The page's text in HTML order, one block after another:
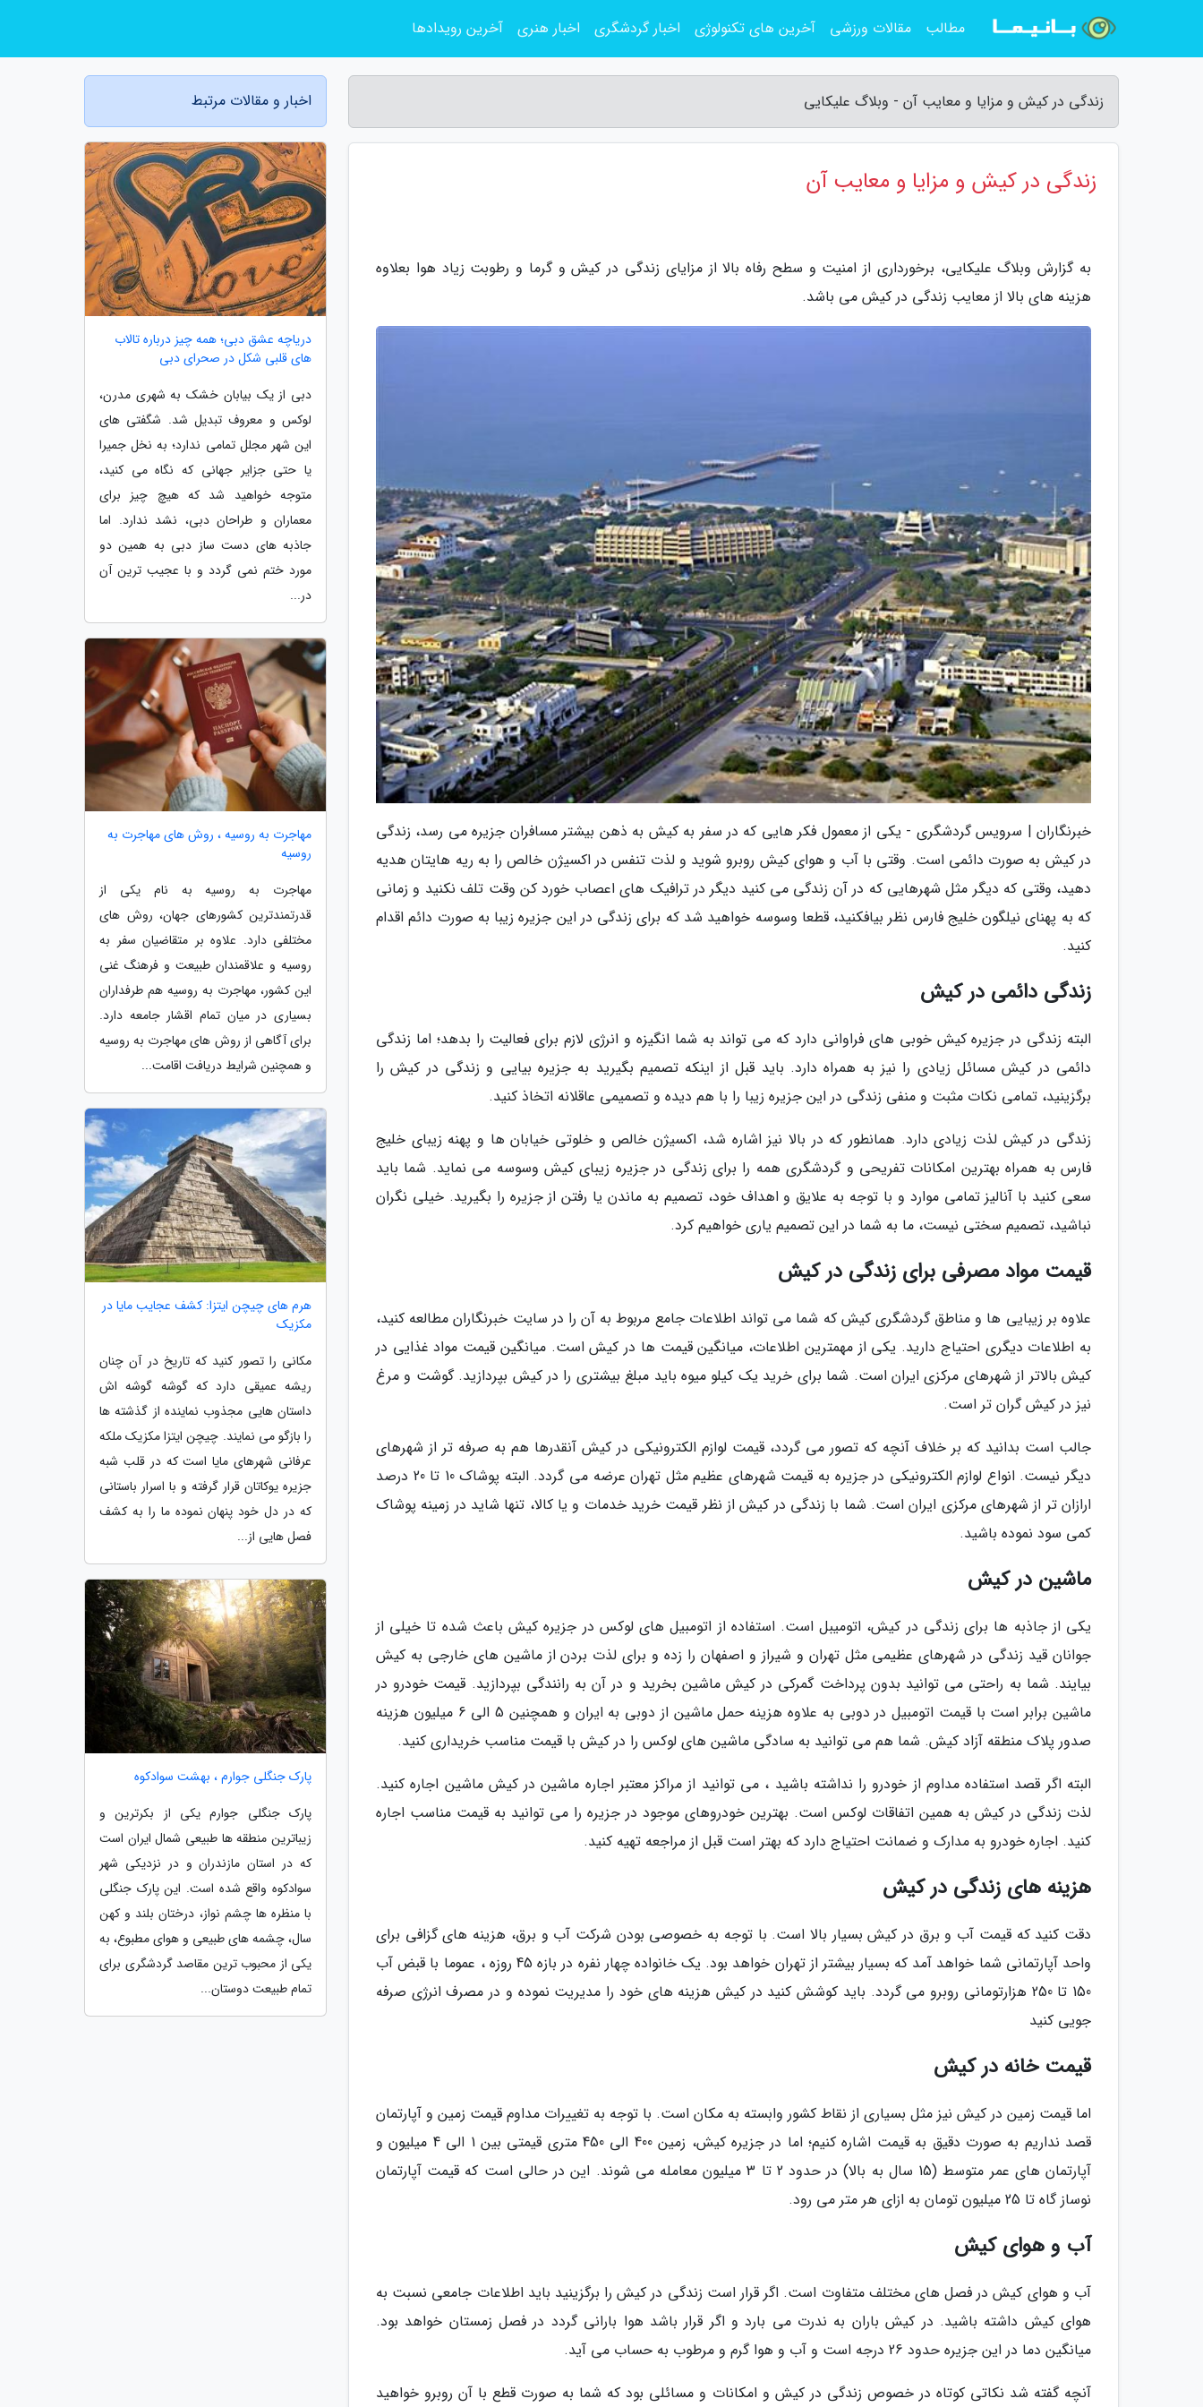
زندگی در کیش و مزایا و معایب آن - وبلاگ علیکایی
زندگی در کیش و مزایا و معایب آن
به گزارش وبلاگ علیکایی، برخورداری از امنیت و سطح رفاه بالا از مزایای زندگی در کیش و گرما و رطوبت زیاد هوا بعلاوه
هزینه های بالا از معایب زندگی در کیش می باشد.
خبرنگاران | سرویس گردشگری - یکی از معمول فکر هایی که در سفر به کیش به ذهن بیشتر مسافران جزیره می رسد، زندگی
در کیش به صورت دائمی است. وقتی با آب و هوای کیش روبرو شوید و لذت تنفس در اکسیژن خالص را به ریه هایتان هدیه
دهید، وقتی که دیگر مثل شهرهایی که در آن زندگی می کنید دیگر در ترافیک های اعصاب خورد کن وقت تلف نکنید و زمانی
که به پهنای نیلگون خلیج فارس نظر بیافکنید، قطعا وسوسه خواهید شد که برای زندگی در این جزیره زیبا به صورت دائم اقدام
کنید.
زندگی دائمی در کیش
البته زندگی در جزیره کیش خوبی های فراوانی دارد که می تواند به شما انگیزه و انرژی لازم برای فعالیت را بدهد؛ اما زندگی
دائمی در کیش مسائل زیادی را نیز به همراه دارد. باید قبل از اینکه تصمیم بگیرید به جزیره بیایی و زندگی در کیش را
برگزینید، تمامی نکات مثبت و منفی زندگی در این جزیره زیبا را با هم دیده و تصمیمی عاقلانه اتخاذ کنید.
زندگی در کیش لذت زیادی دارد. همانطور که در بالا نیز اشاره شد، اکسیژن خالص و خلوتی خیابان ها و پهنه زیبای خلیج
فارس به همراه بهترین امکانات تفریحی و گردشگری همه را برای زندگی در جزیره زیبای کیش وسوسه می نماید. شما باید
سعی کنید با آنالیز تمامی موارد و با توجه به علایق و اهداف خود، تصمیم به ماندن یا رفتن از جزیره را بگیرید. خیلی نگران
نباشید، تصمیم سختی نیست، ما به شما در این تصمیم یاری خواهیم کرد.
قیمت مواد مصرفی برای زندگی در کیش
علاوه بر زیبایی ها و مناطق گردشگری کیش که شما می تواند اطلاعات جامع مربوط به آن را در سایت خبرنگاران مطالعه کنید،
به اطلاعات دیگری احتیاج دارید. یکی از مهمترین اطلاعات، میانگین قیمت ها در کیش است. میانگین قیمت مواد غذایی در
کیش بالاتر از شهرهای مرکزی ایران است. شما برای خرید یک کیلو میوه باید مبلغ بیشتری را در کیش بپردازید. گوشت و مرغ
نیز در کیش گران تر است.
جالب است بدانید که بر خلاف آنچه که تصور می گردد، قیمت لوازم الکترونیکی در کیش آنقدرها هم به صرفه تر از شهرهای
دیگر نیست. انواع لوازم الکترونیکی در جزیره به قیمت شهرهای عظیم مثل تهران عرضه می گردد. البته پوشاک 10 تا 20 درصد
ارازان تر از شهرهای مرکزی ایران است. شما با زندگی در کیش از نظر قیمت خرید خدمات و یا کالا، تنها شاید در زمینه پوشاک
کمی سود نموده باشید.
ماشین در کیش
یکی از جاذبه ها برای زندگی در کیش، اتومیبل است. استفاده از اتومبیل های لوکس در جزیره کیش باعث شده تا خیلی از
جوانان قید زندگی در شهرهای عظیمی مثل تهران و شیراز و اصفهان را زده و برای لذت بردن از ماشین های خارجی به کیش
بیایند. شما به راحتی می توانید بدون پرداخت گمرکی در کیش ماشین بخرید و در آن به رانندگی بپردازید. قیمت خودرو در
ماشین برابر است با قیمت اتومبیل در دوبی به علاوه هزینه حمل ماشین از دوبی به ایران و همچنین 5 الی 6 میلیون هزینه
صدور پلاک منطقه آزاد کیش. شما هم می توانید به سادگی ماشین های لوکس را در کیش با قیمت مناسب خریداری کنید.
البته اگر قصد استفاده مداوم از خودرو را نداشته باشید ، می توانید از مراکز معتبر اجاره ماشین در کیش ماشین اجاره کنید.
لذت زندگی در کیش به همین اتفاقات لوکس است. بهترین خودروهای موجود در جزیره را می توانید به قیمت مناسب اجاره
کنید. اجاره خودرو به مدارک و ضمانت احتیاج دارد که بهتر است قبل از مراجعه تهیه کنید.
هزینه های زندگی در کیش
دقت کنید که قیمت آب و برق در کیش بسیار بالا است. با توجه به خصوصی بودن شرکت آب و برق، هزینه های گزافی برای
واحد آپارتمانی شما خواهد آمد که بسیار بیشتر از تهران خواهد بود. یک خانواده چهار نفره در بازه 45 روزه ، عموما با قبض آب
150 تا 250 هزارتومانی روبرو می گردد. باید کوشش کنید در کیش هزینه های خود را مدیریت نموده و در مصرف انرژی صرفه
جویی کنید
قیمت خانه در کیش
اما قیمت زمین در کیش نیز مثل بسیاری از نقاط کشور وابسته به مکان است. با توجه به تغییرات مداوم قیمت زمین و آپارتمان
قصد نداریم به صورت دقیق به قیمت اشاره کنیم؛ اما در جزیره کیش، زمین 400 الی 450 متری قیمتی بین 1 الی 4 میلیون و
آپارتمان های عمر متوسط (15 سال به بالا) در حدود 2 تا 3 میلیون معامله می شوند. این در حالی است که قیمت آپارتمان
نوساز گاه تا 25 میلیون تومان به ازای هر متر می رود.
آب و هوای کیش
آب و هوای کیش در فصل های مختلف متفاوت است. اگر قرار است زندگی در کیش را برگزینید باید اطلاعات جامعی نسبت به
هوای کیش داشته باشید. در کیش باران به ندرت می بارد و اگر قرار باشد هوا بارانی گردد در فصل زمستان خواهد بود.
میانگین دما در این جزیره حدود 26 درجه است و آب و هوا گرم و مرطوب به حساب می آید.
آنچه گفته شد نکاتی کوتاه در خصوص زندگی در کیش و امکانات و مسائلی بود که شما به صورت قطع با آن روبرو خواهید
اخبار و مقالات مرتبط
دریاچه عشق دبی؛ همه چیز درباره تالاب
های قلبی شکل در صحرای دبی
دبی از یک بیابان خشک به شهری مدرن،
لوکس و معروف تبدیل شد. شگفتی های
این شهر مجلل تمامی ندارد؛ به نخل جمیرا
یا حتی جزایر جهانی که نگاه می کنید،
متوجه خواهید شد که هیچ چیز برای
معماران و طراحان دبی، نشد ندارد. اما
جاذبه های دست ساز دبی به همین دو
مورد ختم نمی گردد و با عجیب ترین آن
در...
مهاجرت به روسیه ، روش های مهاجرت به
روسیه
مهاجرت به روسیه به نام یکی از
قدرتمندترین کشورهای جهان، روش های
مختلفی دارد. علاوه بر متقاضیان سفر به
روسیه و علاقمندان طبیعت و فرهنگ غنی
این کشور، مهاجرت به روسیه هم طرفداران
بسیاری در میان تمام اقشار جامعه دارد.
برای آگاهی از روش های مهاجرت به روسیه
و همچنین شرایط دریافت اقامت...
هرم های چیچن ایتزا: کشف عجایب مایا در
مکزیک
مکانی را تصور کنید که تاریخ در آن چنان
ریشه عمیقی دارد که گوشه گوشه اش
داستان هایی مجذوب نماینده از گذشته ها
را بازگو می نمایند. چیچن ایتزا مکزیک ملکه
عرفانی شهرهای مایا است که در قلب شبه
جزیره یوکاتان قرار گرفته و با اسرار باستانی
که در دل خود پنهان نموده ما را به کشف
فصل هایی از...
پارک جنگلی جوارم ، بهشت سوادکوه
پارک جنگلی جوارم یکی از بکرترین و
زیباترین منطقه ها طبیعی شمال ایران است
که در استان مازندران و در نزدیکی شهر
سوادکوه واقع شده است. این پارک جنگلی
با منظره ها چشم نواز، درختان بلند و کهن
سال، چشمه های طبیعی و هوای مطبوع، به
یکی از محبوب ترین مقاصد گردشگری برای
تمام طبیعت دوستان...
مطالب مقالات ورزشی آخرین های تکنولوژی اخبار گردشگری اخبار هنری آخرین رویدادها